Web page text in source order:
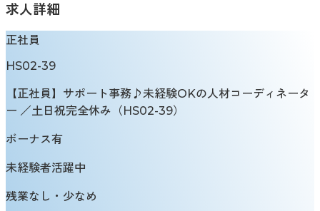
求人詳細
正社員
HS02-39
【正社員】サポート事務♪未経験OKの人材コーディネータ
ー ／土日祝完全休み（HS02-39）
ボーナス有
未経験者活躍中
残業なし・少なめ